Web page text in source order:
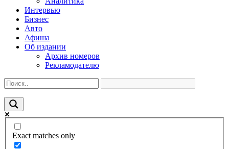
Интервью
Бизнес
Авто
Афиша
Об издании
Архив номеров
Рекламодателю
Exact matches only